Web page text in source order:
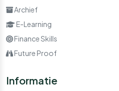
Archief
E-Learning
Finance Skills
Future Proof
Informatie